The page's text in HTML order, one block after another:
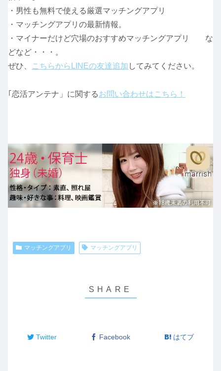
・男性も無料で使える厳選マッチングアプリ
・マッチングアプリの最新情報。
・マイナーだけど穴場のおすすめマッチングアプリ な
どなど・・・。
ぜひ、
こちらからLINEの友達追加 してみてください。
｢恋活アンテナ」に関するお問い合わせはこちら！
マッチングアプリ マッチングアプリ
Twitter Facebook はてブ